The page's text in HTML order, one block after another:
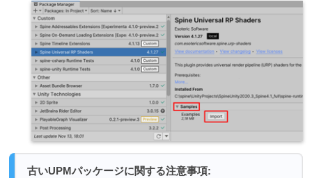
古いUPMパッケージに関する注意事項: